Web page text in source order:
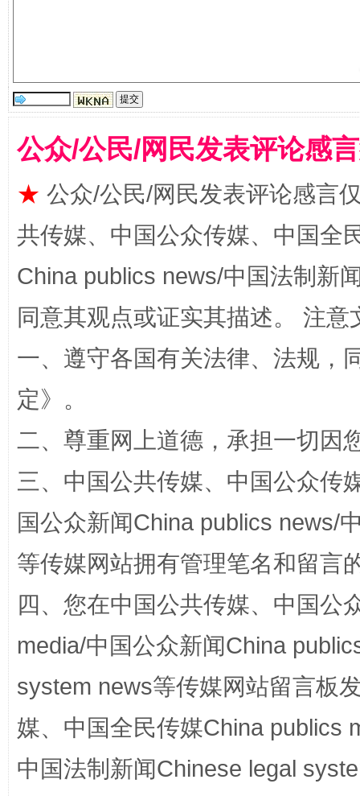
受贿1.44亿！段成刚被判无期 从幼
全民健身五年计划来了！等你上场
国家大学科技园优化重塑工作
公众/公民/网民发表评论感
★ 公众/公民/网民发表评论感言
共传媒、中国公众传媒、中国全
China publics news/中国法制新
同意其观点或证实其描述。 注
一、遵守各国有关法律、法规，
定》。
二、尊重网上道德，承担一切因
三、中国公共传媒、中国公众传
国公众新闻China publics news/
等传媒网站拥有管理笔名和留言
四、您在中国公共传媒、中国公
media/中国公众新闻China
system news等传媒网站留言板
媒、中国全民传媒China publics
中国法制新闻Chinese legal